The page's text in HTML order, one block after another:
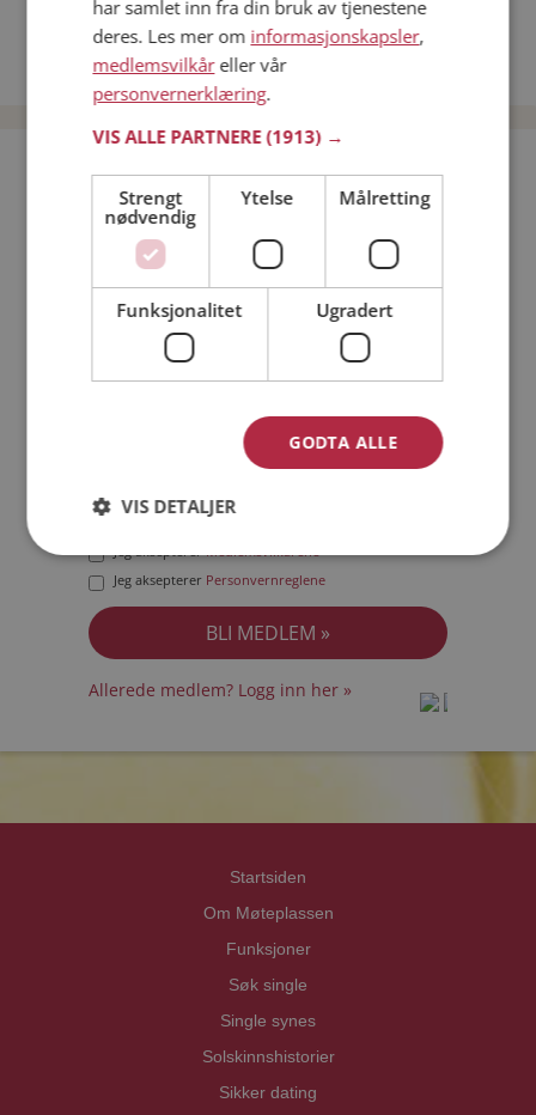
Kvinner fra Ørsta
Date kvinner i Norge
Date menn i Norge
Bli medlem gratis!
Jeg er en: Mann Kvinne
Min alder:
Jeg akseptererMedlemsvilkårene
Jeg aksepterer Personvernreglene
Allerede medlem? Logg inn her »
Startsiden
Om Møteplassen
Funksjoner
Søk single
Single synes
Solskinnshistorier
Sikker dating
har samlet inn fra din bruk av tjenestene
deres. Les mer om informasjonskapsler,
medlemsvilkåreller vår
personvernerklæring.
VIS ALLE PARTNERE(1913) →
Strengt
nødvendig
Ytelse Målretting
Funksjonalitet Ugradert
GODTA ALLE
VIS DETALJER